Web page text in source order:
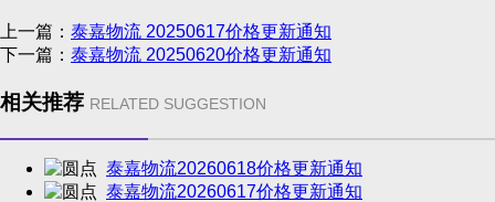
上一篇： 泰嘉物流 20250617价格更新通知
下一篇： 泰嘉物流 20250620价格更新通知
相关推荐 RELATED SUGGESTION
泰嘉物流20260618价格更新通知
泰嘉物流20260617价格更新通知